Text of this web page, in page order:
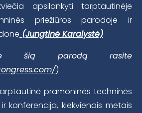
apsilankyti tarptautinėje
priežiūros parodoje ir
(Jungtinė Karalystė)
šią parodą rasite
)
pramoninės techninės
konferencija, kiekvienais metais